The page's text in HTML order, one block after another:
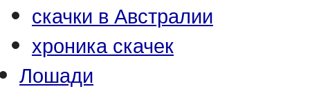
скачки в Австралии
хроника скачек
Лошади